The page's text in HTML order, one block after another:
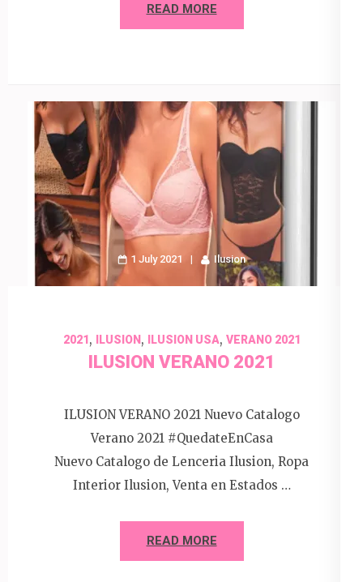
READ MORE
1 July 2021 Ilusion
2021, ILUSION, ILUSION USA, VERANO 2021
ILUSION VERANO 2021
ILUSION VERANO 2021 Nuevo Catalogo
Verano 2021 #QuedateEnCasa
Nuevo Catalogo de Lenceria Ilusion, Ropa
Interior Ilusion, Venta en Estados …
READ MORE